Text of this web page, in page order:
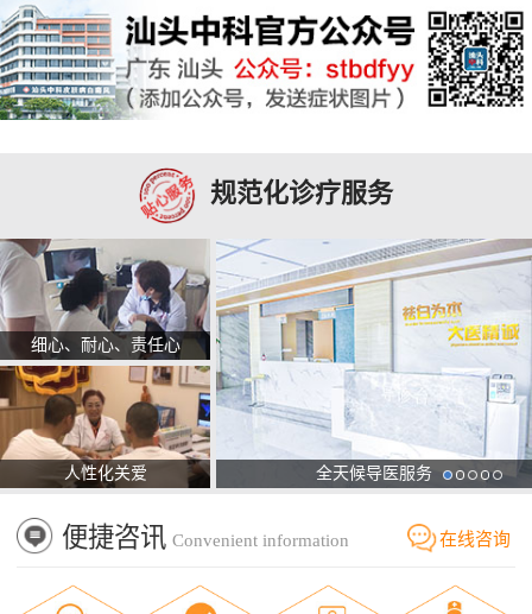
规范化诊疗服务
细心、耐心、责任心
人性化关爱 全天候导医服务
便捷咨讯 Convenient information 在线咨询